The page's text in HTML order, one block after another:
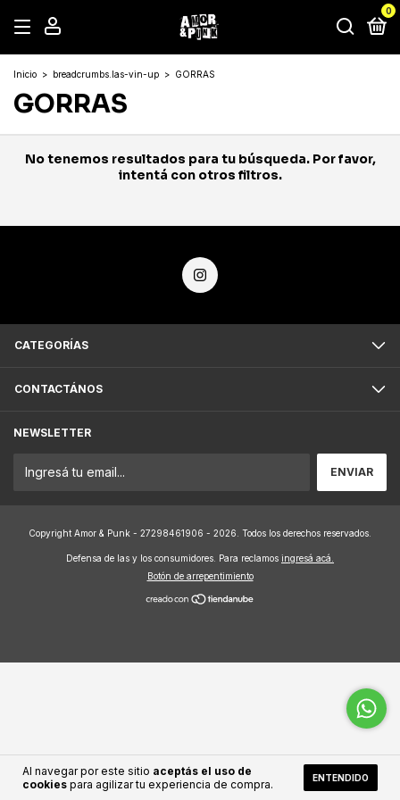
0
Al navegar por este sitio aceptás el uso de
cookies para agilizar tu experiencia de compra. ENTENDIDO
Inicio > breadcrumbs.las-vin-up > GORRAS
GORRAS
No tenemos resultados para tu búsqueda. Por favor,
intentá con otros filtros.
CATEGORÍAS
CONTACTÁNOS
NEWSLETTER
Copyright Amor & Punk - 27298461906 - 2026. Todos los derechos reservados.
Defensa de las y los consumidores. Para reclamos ingresá acá.
Botón de arrepentimiento